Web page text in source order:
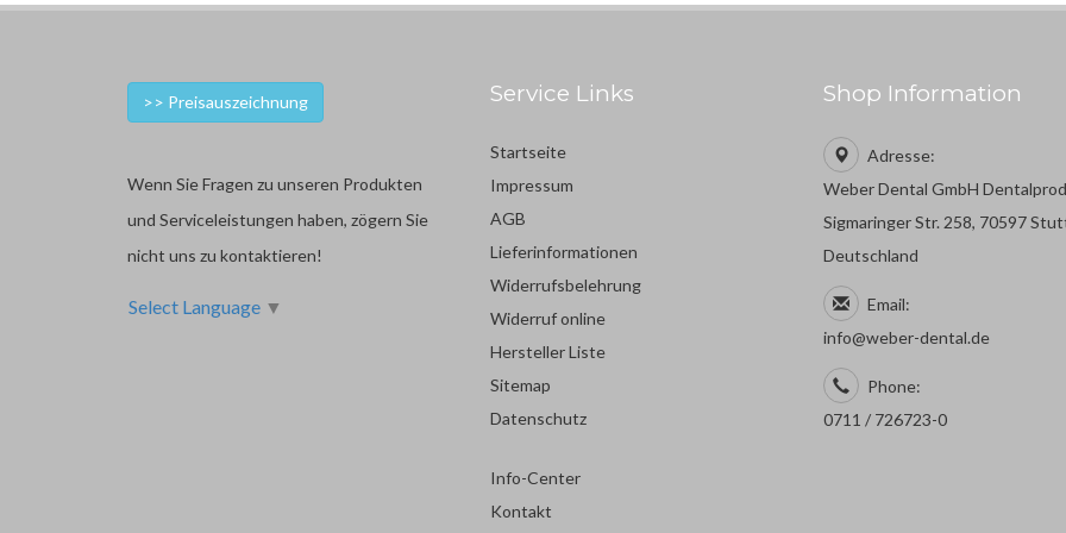
>> Preisauszeichnung
Wenn Sie Fragen zu unseren Produkten
und Serviceleistungen haben, zögern Sie
nicht uns zu kontaktieren!
Select Language ▼
Service Links
Startseite
Impressum
AGB
Lieferinformationen
Widerrufsbelehrung
Widerruf online
Hersteller Liste
Sitemap
Datenschutz
Info-Center
Kontakt
Shop Information
Adresse:
Weber Dental GmbH
Sigmaringer Str. 258, 70597
Deutschland
Email:
info@weber-dental.de
Phone:
0711 / 726723-0